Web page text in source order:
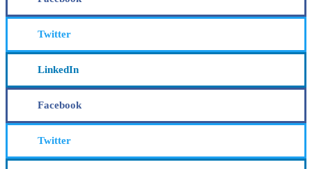
Twitter
LinkedIn
Facebook
Twitter